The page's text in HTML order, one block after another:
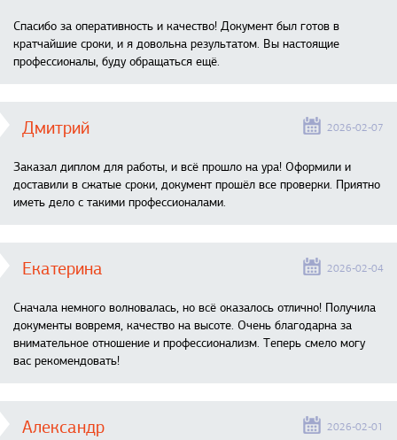
Спасибо за оперативность и качество! Документ был готов в
кратчайшие сроки, и я довольна результатом. Вы настоящие
профессионалы, буду обращаться ещё.
Дмитрий 2026-02-07
Заказал диплом для работы, и всё прошло на ура! Оформили и
доставили в сжатые сроки, документ прошёл все проверки. Приятно
иметь дело с такими профессионалами.
Екатерина 2026-02-04
Сначала немного волновалась, но всё оказалось отлично! Получила
документы вовремя, качество на высоте. Очень благодарна за
внимательное отношение и профессионализм. Теперь смело могу
вас рекомендовать!
Александр 2026-02-01